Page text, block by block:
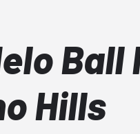
Ball
Hills